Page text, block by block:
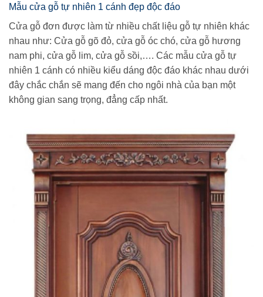
Mẫu cửa gỗ tự nhiên 1 cánh đẹp độc đáo
Cửa gỗ đơn được làm từ nhiều chất liệu gỗ tự nhiên khác
nhau như: Cửa gỗ gõ đỏ, cửa gỗ óc chó, cửa gỗ hương
nam phi, cửa gỗ lim, cửa gỗ sồi,…. Các mẫu cửa gỗ tự
nhiên 1 cánh có nhiều kiểu dáng độc đáo khác nhau dưới
đây chắc chắn sẽ mang đến cho ngôi nhà của bạn một
không gian sang trọng, đẳng cấp nhất.